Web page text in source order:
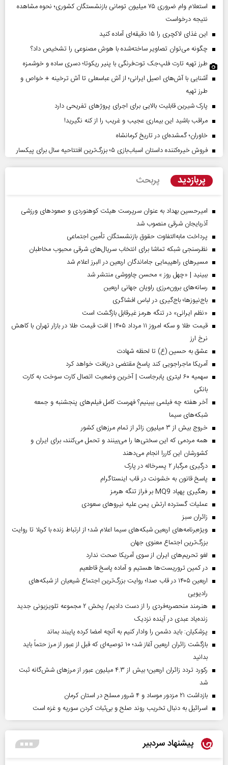
استعلام وام ضروری ۷۵ میلیون تومانی بازنشستگان کشوری؛ نحوه مشاهده
نتیجه درخواست
این غذای لاکچری را ۱۵ دقیقه‌ای آماده کنید
چگونه می‌توان تصاویر ساخته‌شده با هوش مصنوعی را تشخیص داد؟
طرز تهیه تارت فلپ‌جک توت‌فرنگی با پنیر ریکوتا؛ دسری ساده و خوشمزه
آشنایی با آش‌های اصیل ایرانی؛ از آش عباسعلی تا آش ترخینه + خواص و
طرز تهیه
پارک شیرین قابلیت‌ بالایی برای اجرای پروژهای تفریحی دارد
مراقب باشید این بیماری عجیب و غریب را از کنه نگیرید!
خاوران؛ گمشده‌ای در تاریخ کرمانشاه
فروش خیره‌کننده داستان اسباب‌بازی ۵؛ بزرگ‌ترین افتتاحیه سال برای پیکسار
پربازدید پربحث
امیرحسین بهداد به عنوان سرپرست هیئت کوهنوردی و صعودهای ورزشی
آذربایجان شرقی منصوب شد
پرداخت مابه‌التفاوت حقوق بازنشستگان تأمین اجتماعی
نظرسنجی شبکه تماشا برای انتخاب سریال‌های شرقی محبوب مخاطبان
مسیر‌های راهپیمایی جاماندگان اربعین در البرز اعلام شد
ببینید | «چهل روز » محسن چاووشی منتشر شد
رسانه‌های برون‌مرزی راویان جهانی اربعین
باج‌نیوزها؛ باج‌گیری در لباس افشاگری
«نظم ایرانی» در تنگه هرمز غیرقابل بازگشت است
قیمت طلا و سکه امروز ۱۱ مرداد ۱۴۰۵ | افت قیمت طلا در بازار تهران با کاهش
نرخ ارز
عشق به حسین (ع) تا لحظه شهادت
آمریکا ماجراجویی کند پاسخ مقتضی دریافت خواهد کرد
سهمیه ۶۰ لیتری پابرجاست | آخرین وضعیت اتصال کارت سوخت به کارت
بانکی
آخر هفته چه فیلمی ببینیم؟ فهرست کامل فیلم‌های پنجشنبه و جمعه
شبکه‌های سیما
خروج بیش از ۳ میلیون زائر از تمام مرز‌های کشور
همه مردمی که این سختی‌ها را می‌بینند و تحمل می‌کنند، برای ایران و
کشورشان این کاررا انجام می‌دهند
درگیری مرگبار ۲ پسرخاله در پارک
پاسخ قانون به خشونت در قاب اینستاگرام
رهگیری پهپاد MQ9 بر فراز تنگه هرمز
عملیات گسترده ارتش یمن علیه نیروهای سعودی
‌زائران سبز
ویژه‌برنامه‌های اربعین شبکه‌های سیما اعلام شد؛ از ارتباط زنده با کربلا تا روایت
بزرگ‌ترین اجتماع معنوی جهان
لغو تحریم‌های ایران از سوی آمریکا صحت ندارد
در کمین تروریست‌ها هستیم و آماده پاسخ قاطعیم
اربعین ۱۴۰۵ در قاب صدا؛ روایت بزرگ‌ترین اجتماع شیعیان از شبکه‌های
رادیویی
هنرمند منحصر‌به‌فردی را از دست دادیم/ پخش ۲ مجموعه تلویزیونی جدید
زنده‌یاد عبدی در آینده نزدیک
پزشکیان: باید دشمن را وادار کنیم به آنچه امضا کرده پایبند بماند
بازگشت زائران اربعین آغاز شد؛ ۱۰ توصیه‌ای که قبل از عبور از مرز حتماً باید
بدانید
رکورد تردد زائران اربعین؛ بیش از ۴.۳ میلیون عبور از مرزهای شش‌گانه ثبت
شد
بازداشت ۲۱ مزدور موساد و ۴ شرور مسلح در استان کرمان
اسرائیل به دنبال تخریب روند صلح و بی‌ثبات کردن سوریه و غزه است
پیشنهاد سردبیر